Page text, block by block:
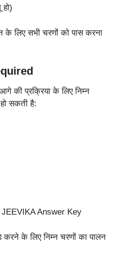
हो)
के लिए सभी चरणों को पास करना
की प्रक्रिया के लिए निम्न
सकती है:
Answer Key
के लिए निम्न चरणों का पालन